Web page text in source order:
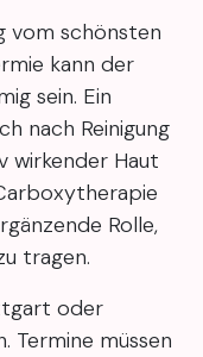
vom schönsten
kann der
sein. Ein
nach Reinigung
wirkender Haut
Rolle,
tragen.
oder
Termine müssen